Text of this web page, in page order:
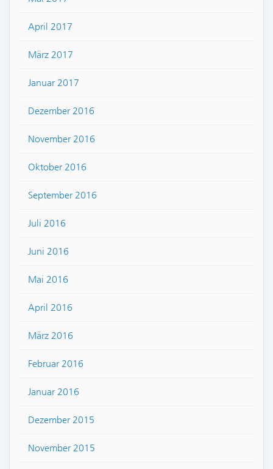
April 2017
März 2017
Januar 2017
Dezember 2016
November 2016
Oktober 2016
September 2016
Juli 2016
Juni 2016
Mai 2016
April 2016
März 2016
Februar 2016
Januar 2016
Dezember 2015
November 2015